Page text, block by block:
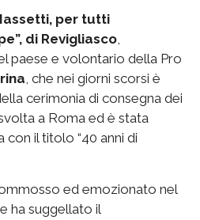
per tutti
di Revigliasco,
paese e volontario della Pro
, che nei giorni scorsi è
cerimonia di consegna dei
a Roma ed è stata
con il titolo “40 anni di
ed emozionato nel
ha suggellato il